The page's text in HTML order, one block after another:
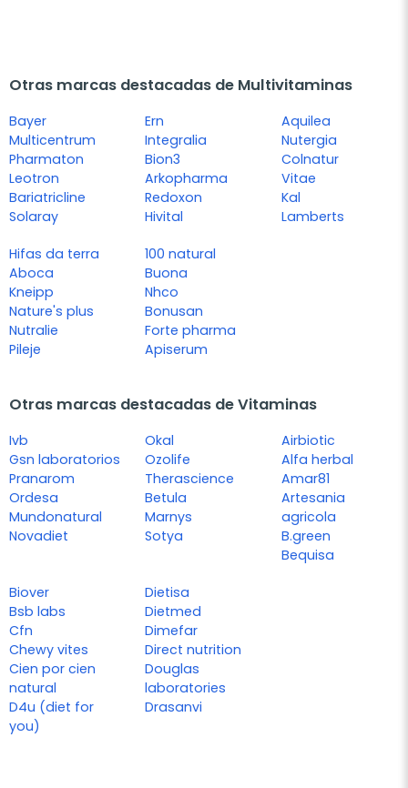
Otras marcas destacadas de Multivitaminas
Bayer
Multicentrum
Pharmaton
Leotron
Bariatricline
Solaray
Ern
Integralia
Bion3
Arkopharma
Redoxon
Hivital
Aquilea
Nutergia
Colnatur
Vitae
Kal
Lamberts
Hifas da terra
Aboca
Kneipp
Nature's plus
Nutralie
Pileje
100 natural
Buona
Nhco
Bonusan
Forte pharma
Apiserum
Otras marcas destacadas de Vitaminas
Ivb
Gsn laboratorios
Pranarom
Ordesa
Mundonatural
Novadiet
Okal
Ozolife
Therascience
Betula
Marnys
Sotya
Airbiotic
Alfa herbal
Amar81
Artesania
agricola
B.green
Bequisa
Biover
Bsb labs
Cfn
Chewy vites
Cien por cien
natural
D4u (diet for
you)
Dietisa
Dietmed
Dimefar
Direct nutrition
Douglas
laboratories
Drasanvi